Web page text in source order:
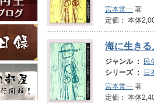
宮本常一 著
定価： 本体
海に生きる
ジャンル ：
民
シリーズ ：
日
宮本常一 著
定価： 本体